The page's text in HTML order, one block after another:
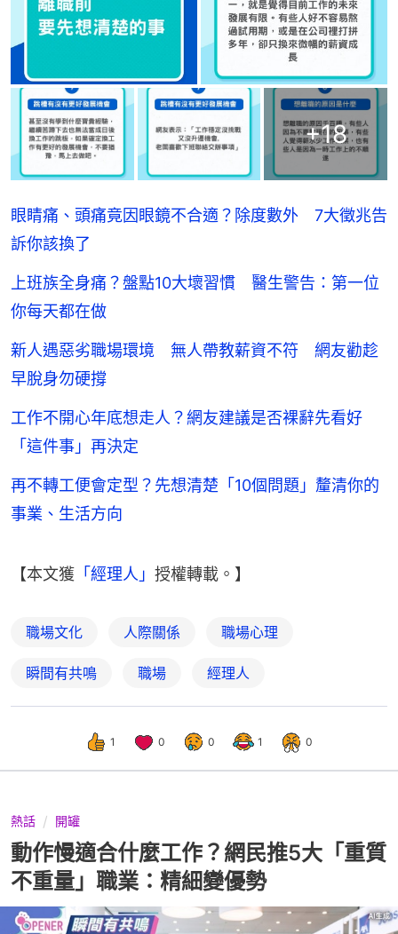
+18
眼睛痛、頭痛竟因眼鏡不合適？除度數外 7大徵兆告
訴你該換了
上班族全身痛？盤點10大壞習慣 醫生警告：第一位
你每天都在做
新人遇惡劣職場環境 無人帶教薪資不符 網友勸趁
早脫身勿硬撐
工作不開心年底想走人？網友建議是否裸辭先看好
「這件事」再決定
再不轉工便會定型？先想清楚「10個問題」釐清你的
事業、生活方向
【本文獲 「經理人」 授權轉載。】
職場文化 人際關係 職場心理
瞬間有共鳴 職場 經理人
1 0 0 1 0
熱話 開罐
動作慢適合什麼工作？網民推5大「重質
不重量」職業：精細變優勢